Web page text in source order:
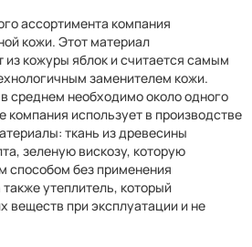
ассортимента компания
кожи. Этот материал
из кожуры яблок и считается самым
заменителем кожи.
среднем необходимо около одного
компания использует в производстве
ткань из древесины
зеленую вискозу, которую
способом без применения
утеплитель, который
веществ при эксплуатации и не